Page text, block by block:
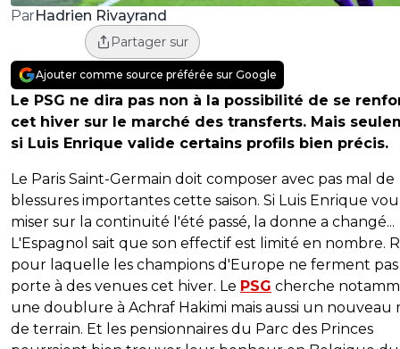
ParHadrien Rivayrand
Partager sur
Ajouter comme source préférée sur Google
Le PSG ne dira pas non à la possibilité de se
cet hiver sur le marché des transferts. Mais
si Luis Enrique valide certains profils bien précis.
Le Paris Saint-Germain doit composer avec pas mal de
blessures importantes cette saison. Si Luis Enrique
miser sur la continuité l'été passé, la donne a changé...
L'Espagnol sait que son effectif est limité en nombre.
pour laquelle les champions d'Europe ne ferment pas
porte à des venues cet hiver. Le PSG cherche
une doublure à Achraf Hakimi mais aussi un nouveau
de terrain. Et les pensionnaires du Parc des Princes